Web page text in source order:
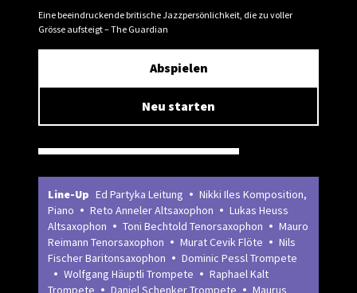
Eine beeindruckende britische Jazzpersönlichkeit, die zu voller
Grösse aufsteigt – The Guardian
Abspielen
Neu starten
Line-Up Ed Partyka Leitung
Nikki Iles Komposition,
Piano
Reto Anneler Altsaxophon
Lukas Heuss
Altsaxophon
Toni Bechtold Tenorsaxophon
Mauro
Reimann Tenorsaxophon
Murat Cevik Flöte
Nils
Fischer Baritonsaxophon
Dominic Pessl Trompete
Wolfgang Häuptli Trompete
Raphael Kalt
Trompete
Daniel Schenker Trompete
Maurus